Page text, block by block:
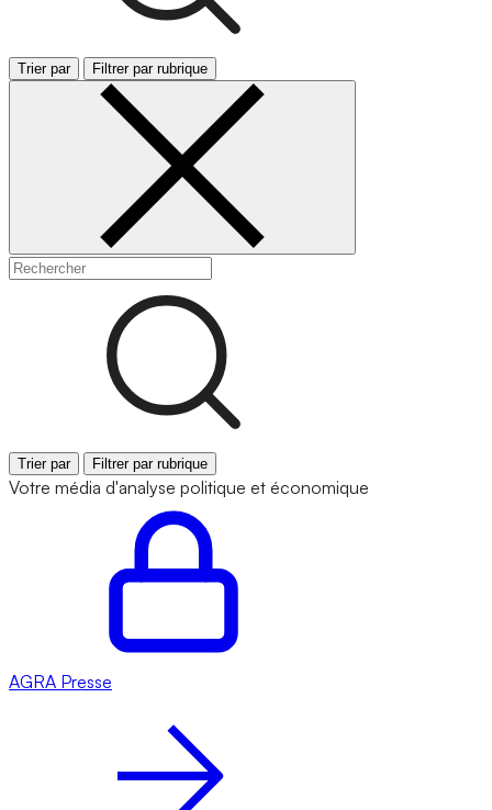
Trier par Filtrer par rubrique
Trier par Filtrer par rubrique
Votre média d'analyse politique et économique
AGRA Presse